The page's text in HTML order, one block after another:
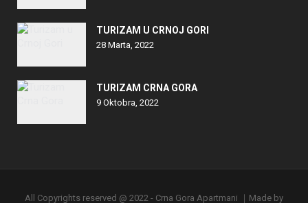
TURIZAM U CRNOJ GORI
28 Marta, 2022
TURIZAM CRNA GORA
9 Oktobra, 2022
All Copyrights reserved @ 2022 - Crna Gora Apartmani ｜Made by